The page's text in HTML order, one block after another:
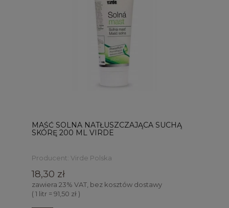
MAŚĆ SOLNA NATŁUSZCZAJĄCA SUCHĄ
SKÓRĘ 200 ML VIRDE
Producent: Virde Polska
18,30 zł
zawiera 23% VAT, bez kosztów dostawy
( 1 litr = 91,50 zł )